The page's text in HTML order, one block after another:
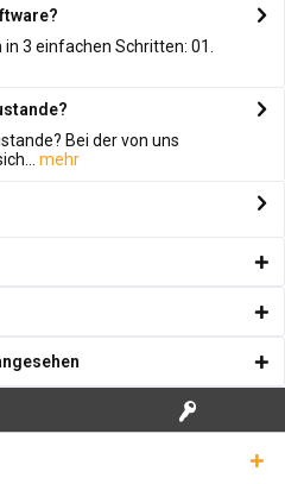
3 einfachen Schritten: 01.
Bei der von uns
mehr
LIZENZSCHLÜSSEL